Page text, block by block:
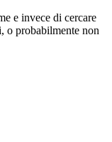
e invece di cercare
o probabilmente non